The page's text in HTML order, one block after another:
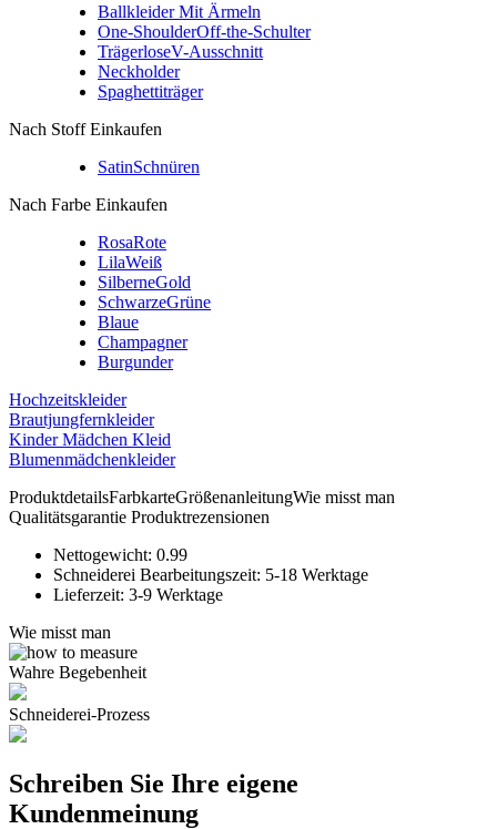
Ballkleider Mit Ärmeln
One-ShoulderOff-the-Schulter
TrägerloseV-Ausschnitt
Neckholder
Spaghettiträger
Nach Stoff Einkaufen
SatinSchnüren
Nach Farbe Einkaufen
RosaRote
LilaWeiß
SilberneGold
SchwarzeGrüne
Blaue
Champagner
Burgunder
Hochzeitskleider
Brautjungfernkleider
Kinder Mädchen Kleid
Blumenmädchenkleider
ProduktdetailsFarbkarteGrößenanleitungWie misst man
Qualitätsgarantie Produktrezensionen
Nettogewicht: 0.99
Schneiderei Bearbeitungszeit: 5-18 Werktage
Lieferzeit: 3-9 Werktage
Wie misst man
Wahre Begebenheit
Schneiderei-Prozess
Schreiben Sie Ihre eigene
Kundenmeinung